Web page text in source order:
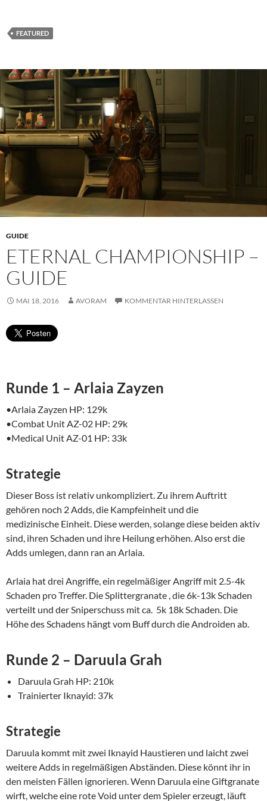
FEATURED
GUIDE
ETERNAL CHAMPIONSHIP –
GUIDE
MAI 18, 2016 AVORAM KOMMENTAR HINTERLASSEN
Runde 1 – Arlaia Zayzen
•Arlaia Zayzen HP: 129k
•Combat Unit AZ-02 HP: 29k
•Medical Unit AZ-01 HP: 33k
Strategie
Dieser Boss ist relativ unkompliziert. Zu ihrem Auftritt
gehören noch 2 Adds, die Kampfeinheit und die
medizinische Einheit. Diese werden, solange diese beiden aktiv
sind, ihren Schaden und ihre Heilung erhöhen. Also erst die
Adds umlegen, dann ran an Arlaia.
Arlaia hat drei Angriffe, ein regelmäßiger Angriff mit 2.5-4k
Schaden pro Treffer. Die Splittergranate , die 6k-13k Schaden
verteilt und der Sniperschuss mit ca. 5k 18k Schaden. Die
Höhe des Schadens hängt vom Buff durch die Androiden ab.
Runde 2 – Daruula Grah
Daruula Grah HP: 210k
Trainierter Iknayid: 37k
Strategie
Daruula kommt mit zwei Iknayid Haustieren und laicht zwei
weitere Adds in regelmäßigen Abständen. Diese könnt ihr in
den meisten Fällen ignorieren. Wenn Daruula eine Giftgranate
wirft, welche eine rote Void unter dem Spieler erzeugt, läuft